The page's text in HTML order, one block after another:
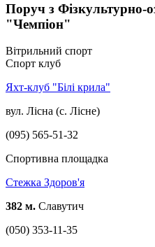
Поруч з Фізкультурно-
"Чемпіон"
Вітрильний спорт
Спорт клуб
Яхт-клуб "Білі крила"
вул. Лісна (с. Лісне)
(095) 565-51-32
Спортивна площадка
Стежка Здоров'я
382 м. Славутич
(050) 353-11-35